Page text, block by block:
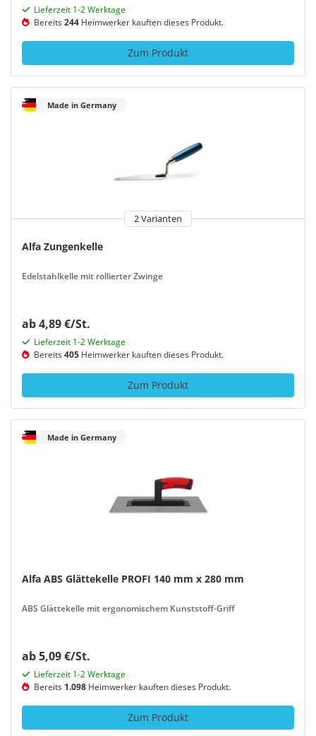
Lieferzeit 1-2 Werktage
Bereits244 Heimwerker kauften dieses Produkt.
Zum Produkt
Made in Germany
2 Varianten
Alfa Zungenkelle
Edelstahlkelle mit rollierter Zwinge
ab 4,89 €/St.
Lieferzeit 1-2 Werktage
Bereits405 Heimwerker kauften dieses Produkt.
Zum Produkt
Made in Germany
Alfa ABS Glättekelle PROFI 140 mm x 280 mm
ABS Glättekelle mit ergonomischem Kunststoff-Griff
ab 5,09 €/St.
Lieferzeit 1-2 Werktage
Bereits 1.098 Heimwerker kauften dieses Produkt.
Zum Produkt